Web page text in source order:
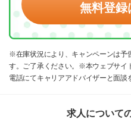
無料登録
※在庫状況により、キャンペーンは予
す。ご了承ください。※本ウェブサイ
電話にてキャリアアドバイザーと面談
求人について